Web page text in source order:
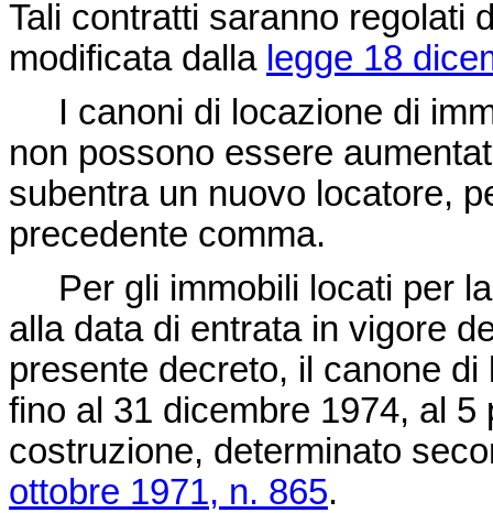
Tali contratti saranno regolati
modificata dalla legge 18
I canoni di locazione di
non possono essere
subentra un nuovo locatore,
precedente comma.
Per gli immobili locati per
alla data di entrata in vigore
presente decreto, il canone
fino al 31 dicembre 1974, al
costruzione, determinato
ottobre 1971, n. 865.